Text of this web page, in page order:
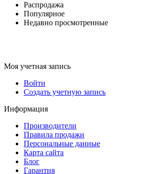
Распродажа
Популярное
Недавно просмотренные
Моя учетная запись
Войти
Создать учетную запись
Информация
Производители
Правила продажи
Персональные данные
Карта сайта
Блог
Гарантия